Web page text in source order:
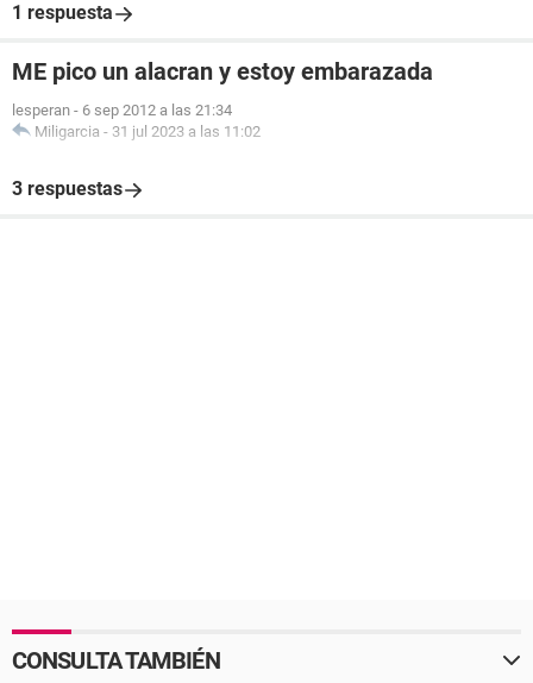
1 respuesta
ME pico un alacran y estoy embarazada
lesperan - 6 sep 2012 a las 21:34
Miligarcia - 31 jul 2023 a las 11:02
3 respuestas
CONSULTA TAMBIÉN